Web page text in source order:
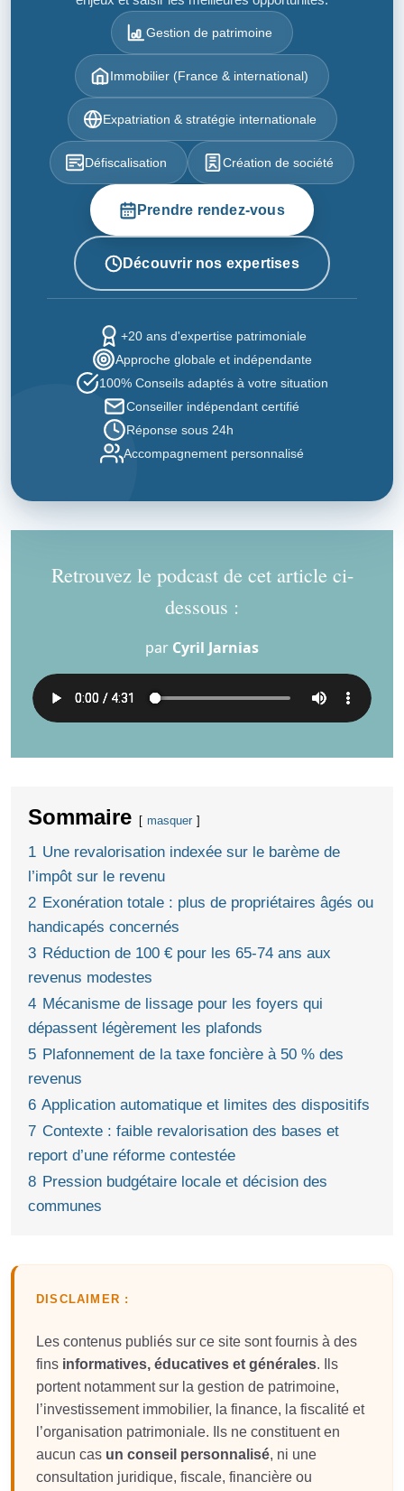
Gestion de patrimoine
Immobilier (France & international)
Expatriation & stratégie internationale
Défiscalisation Création de société
Prendre rendez-vous
Découvrir nos expertises
+20 ans d'expertise patrimoniale
Approche globale et indépendante
100% Conseils adaptés à votre situation
Conseiller indépendant certifié
Réponse sous 24h
Accompagnement personnalisé
Retrouvez le podcast de cet article ci-
dessous :
par Cyril Jarnias
Sommaire masquer
1 Une revalorisation indexée sur le barème de
l’impôt sur le revenu
2 Exonération totale : plus de propriétaires âgés ou
handicapés concernés
3 Réduction de 100 € pour les 65-74 ans aux
revenus modestes
4 Mécanisme de lissage pour les foyers qui
dépassent légèrement les plafonds
5 Plafonnement de la taxe foncière à 50 % des
revenus
6 Application automatique et limites des dispositifs
7 Contexte : faible revalorisation des bases et
report d’une réforme contestée
8 Pression budgétaire locale et décision des
communes
DISCLAIMER :
Les contenus publiés sur ce site sont fournis à des
fins informatives, éducatives et générales. Ils
portent notamment sur la gestion de patrimoine,
l’investissement immobilier, la finance, la fiscalité et
l’organisation patrimoniale. Ils ne constituent en
aucun cas un conseil personnalisé, ni une
consultation juridique, fiscale, financière ou